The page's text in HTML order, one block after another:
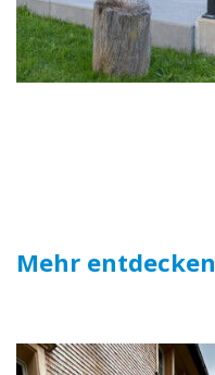
Mehr entdecken